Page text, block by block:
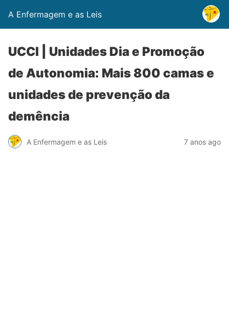
A Enfermagem e as Leis
UCCI | Unidades Dia e Promoção
de Autonomia: Mais 800 camas e
unidades de prevenção da
demência
A Enfermagem e as Leis 7 anos ago